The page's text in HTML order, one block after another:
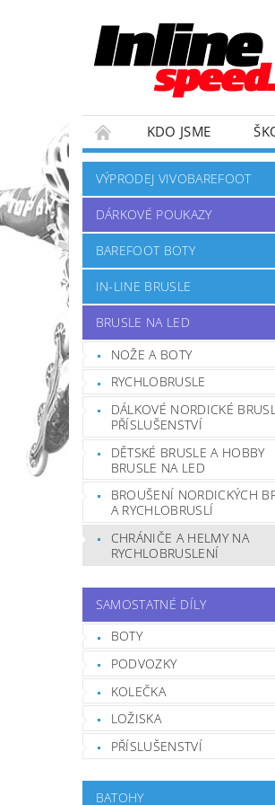
KDO JSME
ZÁVODNÍ TÝM
VÝPRODEJ VIVOBAREFOOT
DÁRKOVÉ POUKAZY
BAREFOOT BOTY
IN-LINE BRUSLE
BRUSLE NA LED
NOŽE A BOTY
RYCHLOBRUSLE
DÁLKOVÉ NORDICKÉ
PŘÍSLUŠENSTVÍ
DĚTSKÉ BRUSLE A HOBBY
BRUSLE NA LED
BROUŠENÍ NORDICKÝCH
A RYCHLOBRUSLÍ
CHRÁNIČE A HELMY NA
RYCHLOBRUSLENÍ
SAMOSTATNÉ DÍLY
BOTY
PODVOZKY
KOLEČKA
LOŽISKA
PŘÍSLUŠENSTVÍ
BATOHY